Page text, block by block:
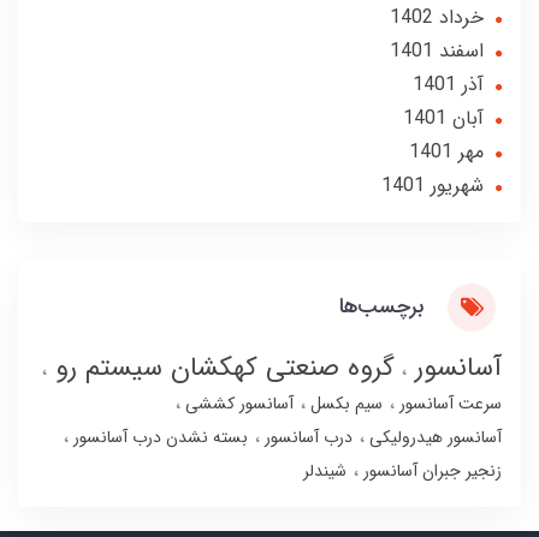
خرداد 1402
اسفند 1401
آذر 1401
آبان 1401
مهر 1401
شهریور 1401
برچسب‌ها
آسانسور گروه صنعتی کهکشان سیستم رو
سرعت آسانسور سیم بکسل
آسانسور کششی
آسانسور هیدرولیکی
درب آسانسور
بسته نشدن درب آسانسور
زنجیر جبران آسانسور
شیندلر